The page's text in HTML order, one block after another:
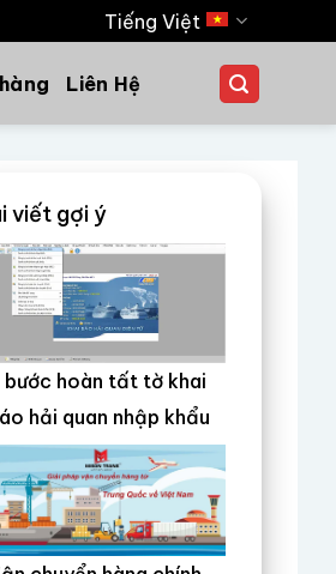
Tiếng Việt
Liên Hệ
viết gợi ý
bước hoàn tất tờ khai
hải quan nhập khẩu